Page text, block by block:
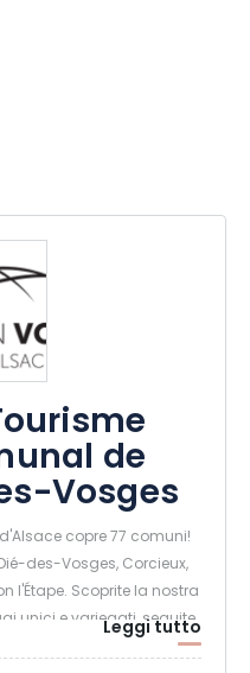
de
Vosges
copre 77 comuni!
des-Vosges, Corcieux,
l'Étape. Scoprite la nostra
unici e variegati, seguite
respirate l'aria pura di
Leggi tutto